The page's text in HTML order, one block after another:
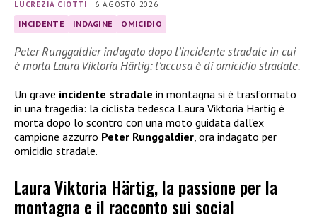
LUCREZIA CIOTTI | 6 AGOSTO 2026
INCIDENTE INDAGINE OMICIDIO
Peter Runggaldier indagato dopo l’incidente stradale in cui
è morta Laura Viktoria Härtig: l’accusa è di omicidio stradale.
Un grave incidente stradale in montagna si è trasformato
in una tragedia: la ciclista tedesca Laura Viktoria Härtig è
morta dopo lo scontro con una moto guidata dall’ex
campione azzurro Peter Runggaldier, ora indagato per
omicidio stradale.
Laura Viktoria Härtig, la passione per la
montagna e il racconto sui social